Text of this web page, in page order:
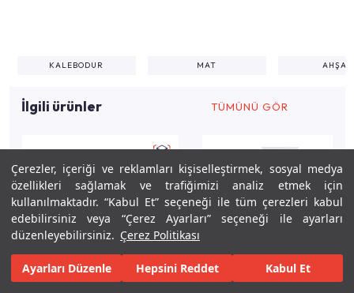
Çerezler, içeriği ve reklamları kişiselleştirmek, sosyal medya
özellikleri sağlamak ve trafiğimizi analiz etmek için
kullanılmaktadır. “Kabul Et” seçeneği ile tüm çerezleri kabul
edebilirsiniz veya “Çerez Ayarları” seçeneği ile ayarları
düzenleyebilirsiniz. Çerez Politikası
Ayarları Düzenle Hepsini Reddet Kabul Et
KALEBODUR MAT AHŞAP
İlgili ürünler TÜMÜNÜ GÖR
Keşfet Tasarla Gerçekleştir